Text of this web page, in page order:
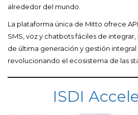
alrededor del mundo.
La plataforma única de Mitto ofrece
SMS, voz y chatbots fáciles de
de última generación y gestión
revolucionando el ecosistema de las
ISDI